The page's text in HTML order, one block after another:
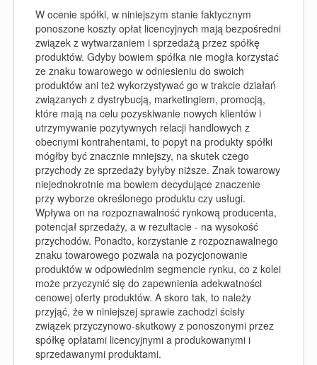
W ocenie spółki, w niniejszym stanie faktycznym
ponoszone koszty opłat licencyjnych mają bezpośredni
związek z wytwarzaniem i sprzedażą przez spółkę
produktów. Gdyby bowiem spółka nie mogła korzystać
ze znaku towarowego w odniesieniu do swoich
produktów ani też wykorzystywać go w trakcie działań
związanych z dystrybucją, marketingiem, promocją,
które mają na celu pozyskiwanie nowych klientów i
utrzymywanie pozytywnych relacji handlowych z
obecnymi kontrahentami, to popyt na produkty spółki
mógłby być znacznie mniejszy, na skutek czego
przychody ze sprzedaży byłyby niższe. Znak towarowy
niejednokrotnie ma bowiem decydujące znaczenie
przy wyborze określonego produktu czy usługi.
Wpływa on na rozpoznawalność rynkową producenta,
potencjał sprzedaży, a w rezultacie - na wysokość
przychodów. Ponadto, korzystanie z rozpoznawalnego
znaku towarowego pozwala na pozycjonowanie
produktów w odpowiednim segmencie rynku, co z kolei
może przyczynić się do zapewnienia adekwatności
cenowej oferty produktów. A skoro tak, to należy
przyjąć, że w niniejszej sprawie zachodzi ścisły
związek przyczynowo-skutkowy z ponoszonymi przez
spółkę opłatami licencyjnymi a produkowanymi i
sprzedawanymi produktami.